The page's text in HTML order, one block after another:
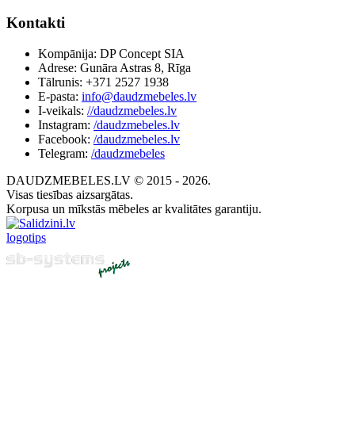
Kontakti
Kompānija: DP Concept SIA
Adrese: Gunāra Astras 8, Rīga
Tālrunis: +371 2527 1938
E-pasta: info@daudzmebeles.lv
I-veikals: //daudzmebeles.lv
Instagram: /daudzmebeles.lv
Facebook: /daudzmebeles.lv
Telegram: /daudzmebeles
DAUDZMEBELES.LV © 2015 - 2026.
Visas tiesības aizsargātas.
Korpusa un mīkstās mēbeles ar kvalitātes garantiju.